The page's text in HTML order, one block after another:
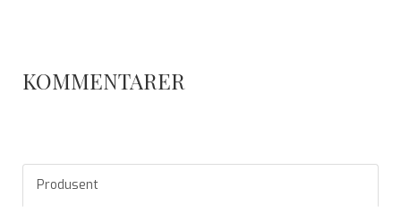
KOMMENTARER
Produsent